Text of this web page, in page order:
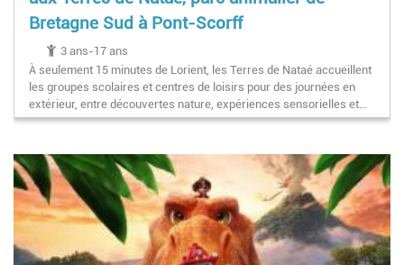
Bretagne Sud à Pont-Scorff
3 ans-17 ans
À seulement 15 minutes de Lorient, les Terres de Nataé accueillent
les groupes scolaires et centres de loisirs pour des journées en
extérieur, entre découvertes nature, expériences sensorielles et…